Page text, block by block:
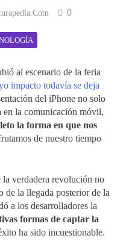
0
al escenario de la feria
impacto todavía se deja
del iPhone no solo
en la comunicación móvil,
la forma en que nos
de nuestro tiempo
la verdadera revolución no
de la llegada posterior de la
a los desarrolladores la
formas de captar la
ha sido incuestionable.